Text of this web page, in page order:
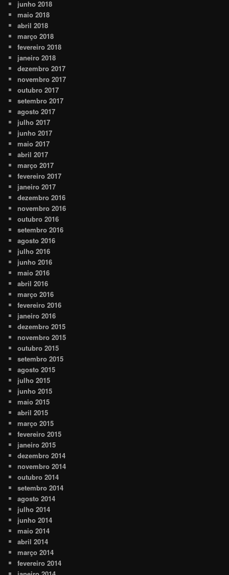
junho 2018
maio 2018
abril 2018
março 2018
fevereiro 2018
janeiro 2018
dezembro 2017
novembro 2017
outubro 2017
setembro 2017
agosto 2017
julho 2017
junho 2017
maio 2017
abril 2017
março 2017
fevereiro 2017
janeiro 2017
dezembro 2016
novembro 2016
outubro 2016
setembro 2016
agosto 2016
julho 2016
junho 2016
maio 2016
abril 2016
março 2016
fevereiro 2016
janeiro 2016
dezembro 2015
novembro 2015
outubro 2015
setembro 2015
agosto 2015
julho 2015
junho 2015
maio 2015
abril 2015
março 2015
fevereiro 2015
janeiro 2015
dezembro 2014
novembro 2014
outubro 2014
setembro 2014
agosto 2014
julho 2014
junho 2014
maio 2014
abril 2014
março 2014
fevereiro 2014